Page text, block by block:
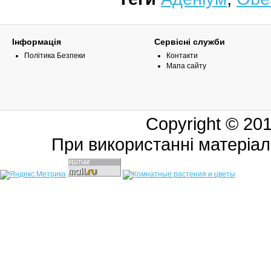
Інформація
Політика Безпеки
Сервісні служби
Контакти
Мапа сайту
Copyright ©
При використанні